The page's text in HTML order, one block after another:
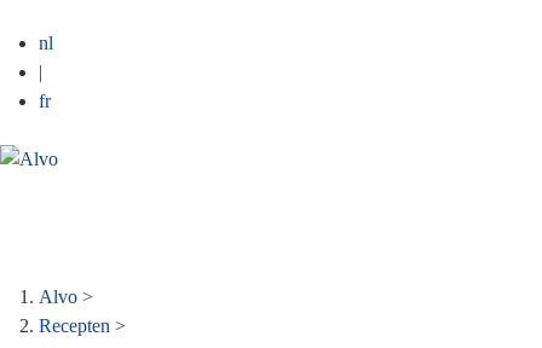
nl
|
fr
Kruimelpad
Alvo >
Recepten >